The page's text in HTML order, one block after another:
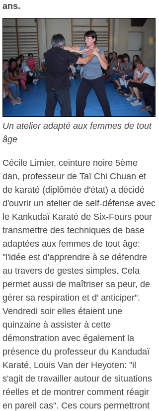
ans.
Un atelier adapté aux femmes de tout
âge
Cécile Limier, ceinture noire 5ème
dan, professeur de Taï Chi Chuan et
de karaté (diplômée d'état) a décidé
d'ouvrir un atelier de self-défense avec
le Kankudaï Karaté de Six-Fours pour
transmettre des techniques de base
adaptées aux femmes de tout âge:
"l'idée est d'apprendre à se défendre
au travers de gestes simples. Cela
permet aussi de maîtriser sa peur, de
gérer sa respiration et d' anticiper".
Vendredi soir elles étaient une
quinzaine à assister à cette
démonstration avec également la
présence du professeur du Kandudaï
Karaté, Louis Van der Heyoten: "il
s'agit de travailler autour de situations
réelles et de montrer comment réagir
en pareil cas". Ces cours permettront